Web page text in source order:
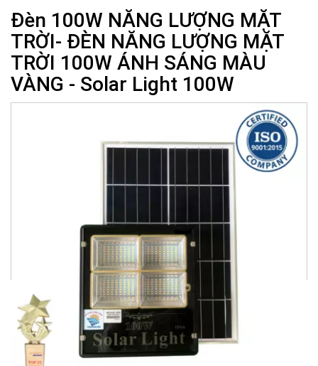
Đèn 100W NĂNG LƯỢNG MẶT
TRỜI- ĐÈN NĂNG LƯỢNG MẶT
TRỜI 100W ÁNH SÁNG MÀU
VÀNG - Solar Light 100W